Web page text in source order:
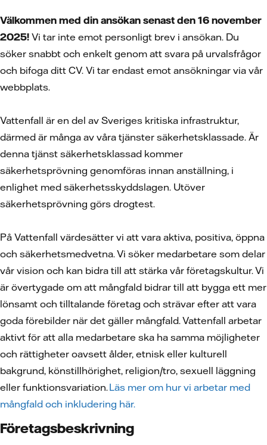
Välkommen med din ansökan senast den 16 november
2025! Vi tar inte emot personligt brev i ansökan. Du
söker snabbt och enkelt genom att svara på urvalsfrågor
och bifoga ditt CV. Vi tar endast emot ansökningar via vår
webbplats.
Vattenfall är en del av Sveriges kritiska infrastruktur,
därmed är många av våra tjänster säkerhetsklassade. Är
denna tjänst säkerhetsklassad kommer
säkerhetsprövning genomföras innan anställning, i
enlighet med säkerhetsskyddslagen. Utöver
säkerhetsprövning görs drogtest.
På Vattenfall värdesätter vi att vara aktiva, positiva, öppna
och säkerhetsmedvetna. Vi söker medarbetare som delar
vår vision och kan bidra till att stärka vår företagskultur. Vi
är övertygade om att mångfald bidrar till att bygga ett mer
lönsamt och tilltalande företag och strävar efter att vara
goda förebilder när det gäller mångfald. Vattenfall arbetar
aktivt för att alla medarbetare ska ha samma möjligheter
och rättigheter oavsett ålder, etnisk eller kulturell
bakgrund, könstillhörighet, religion/tro, sexuell läggning
eller funktionsvariation.Läs mer om hur vi arbetar med
mångfald och inkludering här.
Företagsbeskrivning